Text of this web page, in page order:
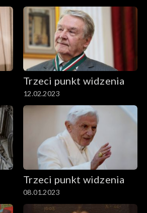
Trzeci punkt widzenia
12.02.2023
Trzeci punkt widzenia
08.01.2023